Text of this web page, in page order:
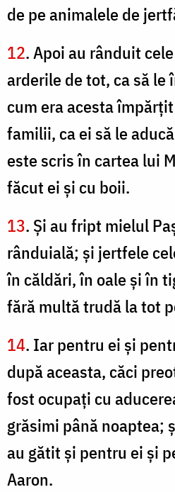
de pe animalele de
12. Apoi au rânduit
arderile de tot, ca să le
cum era acesta
familii, ca ei să le
este scris în cartea lui
făcut ei şi cu boii.
13. Şi au fript mielul
rânduială; şi jertfele
în căldări, în oale şi în
fără multă trudă la tot
14. Iar pentru ei şi
după aceasta, căci
fost ocupaţi cu
grăsimi până noaptea;
au gătit şi pentru ei şi
Aaron.